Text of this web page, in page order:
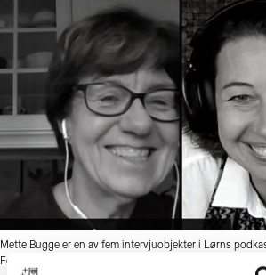
Mette Bugge er en av fem intervjuobjekter i Lørns
Foto: Skjermdump LørnTech